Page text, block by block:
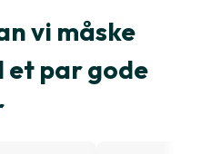
vi måske
et par gode